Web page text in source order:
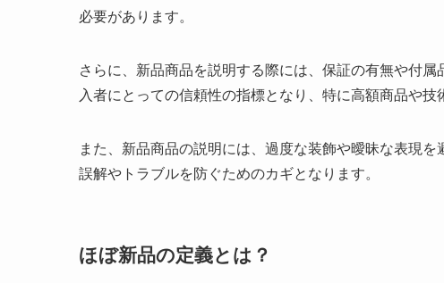
必要があります。
さらに、新品商品を説明する際には、保証の有無や付
入者にとっての信頼性の指標となり、特に高額商品や技
また、新品商品の説明には、過度な装飾や曖昧な表現
誤解やトラブルを防ぐためのカギとなります。
ほぼ新品の定義とは？